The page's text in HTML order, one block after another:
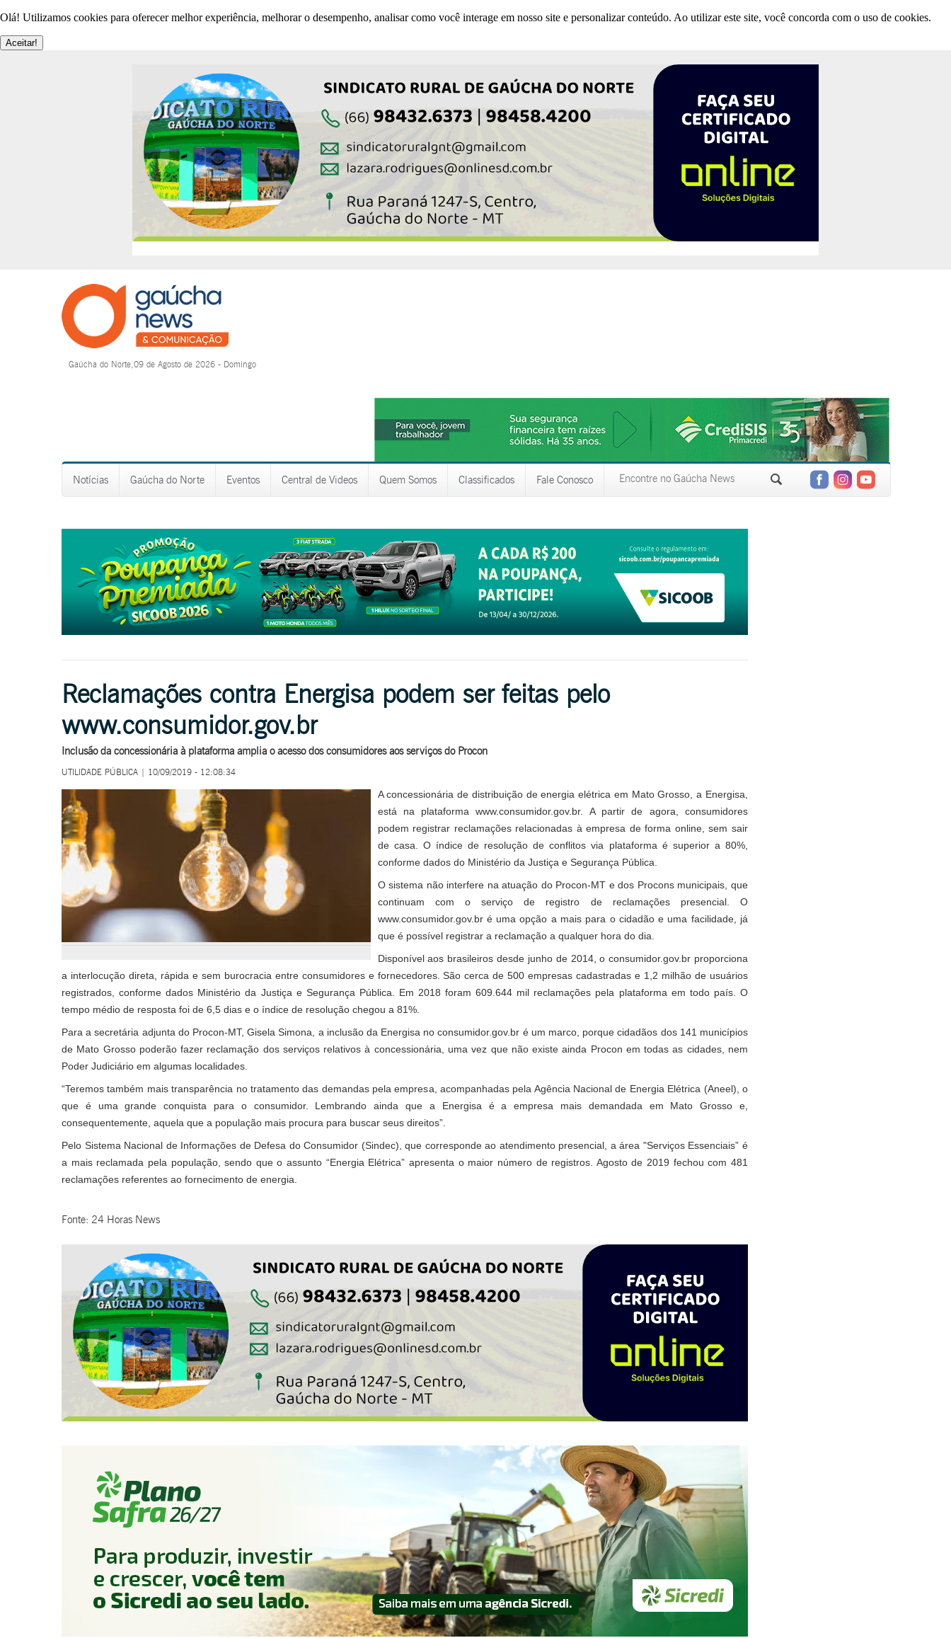
Olá! Utilizamos cookies para oferecer melhor experiência, melhorar o desempenho, analisar como você interage em nosso site e personalizar conteúdo. Ao utilizar este site, você concorda com o uso de cookies.
Aceitar!
Gaúcha do Norte,09 de Agosto de 2026 - Domingo
Notícias Gaúcha do Norte Eventos Central de Videos Quem Somos Classificados Fale Conosco
Reclamações contra Energisa podem ser feitas pelo
www.consumidor.gov.br
Inclusão da concessionária à plataforma amplia o acesso dos consumidores aos serviços do Procon
UTILIDADE PÚBLICA | 10/09/2019 - 12:08:34
A concessionária de distribuição de energia elétrica em Mato Grosso, a Energisa,
está na plataforma www.consumidor.gov.br. A partir de agora, consumidores
podem registrar reclamações relacionadas à empresa de forma online, sem sair
de casa. O índice de resolução de conflitos via plataforma é superior a 80%,
conforme dados do Ministério da Justiça e Segurança Pública.
O sistema não interfere na atuação do Procon-MT e dos Procons municipais, que
continuam com o serviço de registro de reclamações presencial. O
www.consumidor.gov.br é uma opção a mais para o cidadão e uma facilidade, já
que é possível registrar a reclamação a qualquer hora do dia.
Disponível aos brasileiros desde junho de 2014, o consumidor.gov.br proporciona
a interlocução direta, rápida e sem burocracia entre consumidores e fornecedores. São cerca de 500 empresas cadastradas e 1,2 milhão de usuários
registrados, conforme dados Ministério da Justiça e Segurança Pública. Em 2018 foram 609.644 mil reclamações pela plataforma em todo país. O
tempo médio de resposta foi de 6,5 dias e o índice de resolução chegou a 81%.
Para a secretária adjunta do Procon-MT, Gisela Simona, a inclusão da Energisa no consumidor.gov.br é um marco, porque cidadãos dos 141 municípios
de Mato Grosso poderão fazer reclamação dos serviços relativos à concessionária, uma vez que não existe ainda Procon em todas as cidades, nem
Poder Judiciário em algumas localidades.
“Teremos também mais transparência no tratamento das demandas pela empresa, acompanhadas pela Agência Nacional de Energia Elétrica (Aneel), o
que é uma grande conquista para o consumidor. Lembrando ainda que a Energisa é a empresa mais demandada em Mato Grosso e,
consequentemente, aquela que a população mais procura para buscar seus direitos”.
Pelo Sistema Nacional de Informações de Defesa do Consumidor (Sindec), que corresponde ao atendimento presencial, a área "Serviços Essenciais” é
a mais reclamada pela população, sendo que o assunto “Energia Elétrica” apresenta o maior número de registros. Agosto de 2019 fechou com 481
reclamações referentes ao fornecimento de energia.
Fonte: 24 Horas News